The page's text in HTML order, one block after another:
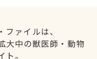
ァイルは、
大中の獣医師・動物
。